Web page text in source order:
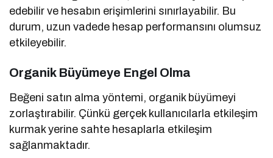
edebilir ve hesabın erişimlerini sınırlayabilir. Bu
durum, uzun vadede hesap performansını olumsuz
etkileyebilir.
Organik Büyümeye Engel Olma
Beğeni satın alma yöntemi, organik büyümeyi
zorlaştırabilir. Çünkü gerçek kullanıcılarla etkileşim
kurmak yerine sahte hesaplarla etkileşim
sağlanmaktadır.